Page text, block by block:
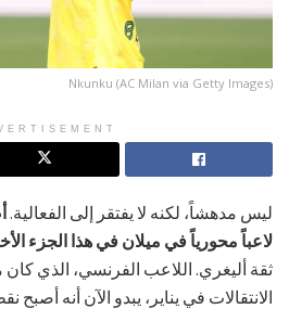
Nkunku (AC Milan via Getty Images)
ليس مدهشاً، لكنه لا يفتقر إلى الفعالية.
لاعباً محورياً في ميلان في هذا الجزء
ثقة أليغري. اللاعب الفرنسي، الذي
الانتقالات في يناير، يبدو الآن أنه